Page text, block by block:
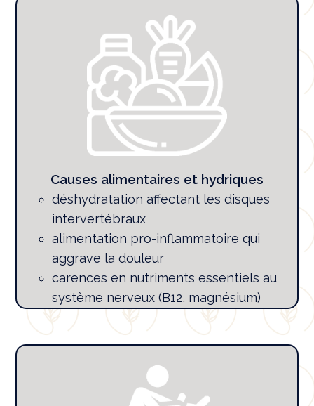
Causes alimentaires et hydriques
déshydratation affectant les disques
intervertébraux
alimentation pro-inflammatoire qui
aggrave la douleur
carences en nutriments essentiels au
système nerveux (B12, magnésium)